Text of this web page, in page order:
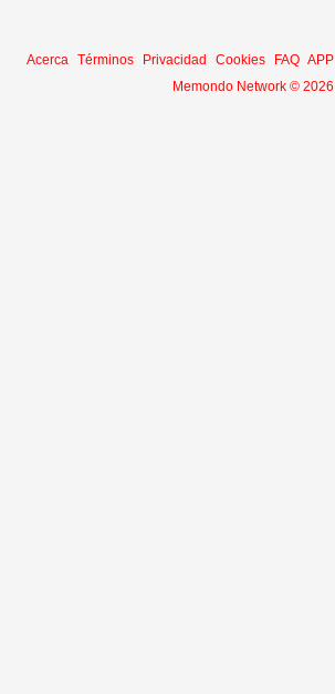
Acerca Términos Privacidad Cookies FAQ APP
Memondo Network © 2026